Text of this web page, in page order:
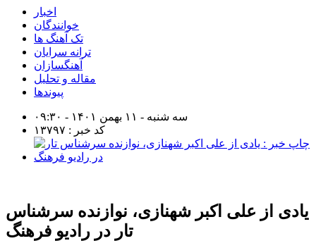
اخبار
خوانندگان
تک آهنگ ها
ترانه سرایان
آهنگسازان
مقاله و تحلیل
پیوندها
سه شنبه - ۱۱ بهمن ۱۴۰۱ - ۰۹:۳۰
کد خبر : ۱۳۷۹۷
یادی از علی اكبر شهنازی، نوازنده سرشناس